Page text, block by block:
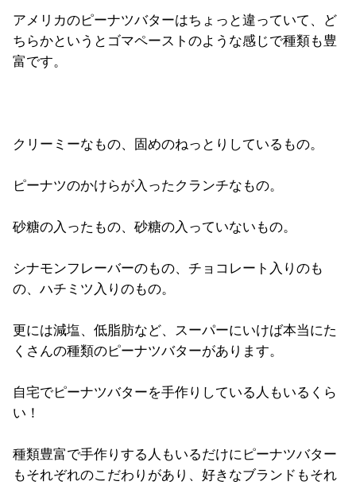
アメリカのピーナツバターはちょっと違っていて、ど
ちらかというとゴマペーストのような感じで種類も豊
富です。
クリーミーなもの、固めのねっとりしているもの。
ピーナツのかけらが入ったクランチなもの。
砂糖の入ったもの、砂糖の入っていないもの。
シナモンフレーバーのもの、チョコレート入りのも
の、ハチミツ入りのもの。
更には減塩、低脂肪など、スーパーにいけば本当にた
くさんの種類のピーナツバターがあります。
自宅でピーナツバターを手作りしている人もいるくら
い！
種類豊富で手作りする人もいるだけにピーナツバター
もそれぞれのこだわりがあり、好きなブランドもそれ